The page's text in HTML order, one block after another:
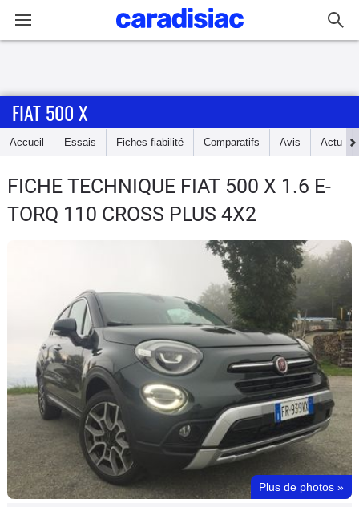
Accueil
Essais
Utilitaires
Flottes
Auto
Services
Forum
FIAT 500 X
Accueil Essais Fiches fiabilité Comparatifs Avis Actu
FICHE TECHNIQUE FIAT 500 X 1.6 E-
TORQ 110 CROSS PLUS 4X2
Plus de photos »